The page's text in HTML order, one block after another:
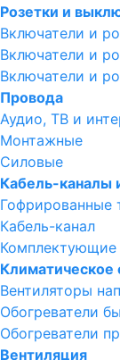
Розетки и
Включатели и
Включатели и
Включатели и
Провода
Аудио, ТВ и
Монтажные
Силовые
Кабель-каналы
Гофрированные
Кабель-канал
Комплектующие
Климатическое
Вентиляторы
Обогреватели
Обогреватели
Вентиляция